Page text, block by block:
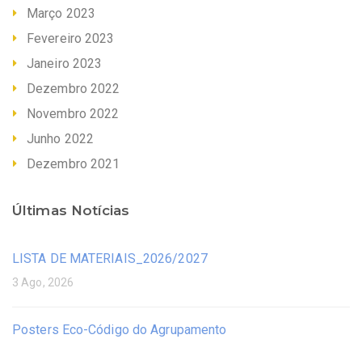
Março 2023
Fevereiro 2023
Janeiro 2023
Dezembro 2022
Novembro 2022
Junho 2022
Dezembro 2021
Últimas Notícias
LISTA DE MATERIAIS_2026/2027
3 Ago, 2026
Posters Eco-Código do Agrupamento